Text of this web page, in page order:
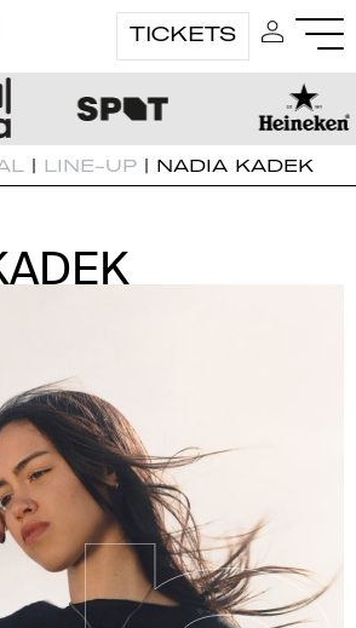
TICKETS
| LINE-UP | NADIA KADEK